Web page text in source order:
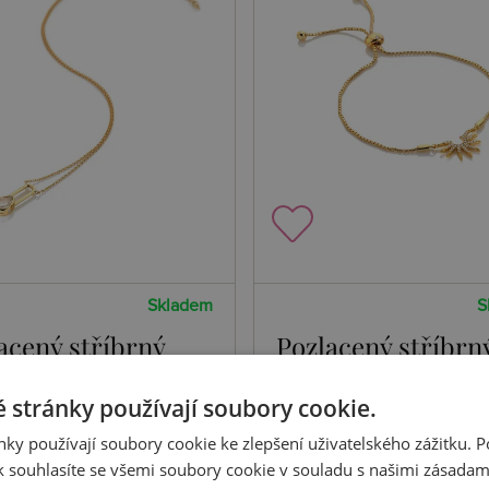
Skladem
stříbrný
DN234
Koupit
Pozlacený
Edit SOL DL725
6391 Kč Koupit
stránky používají soubory cookie.
používají soubory cookie ke zlepšení uživatelského zážitku.
souhlasíte se všemi soubory cookie v souladu s našimi